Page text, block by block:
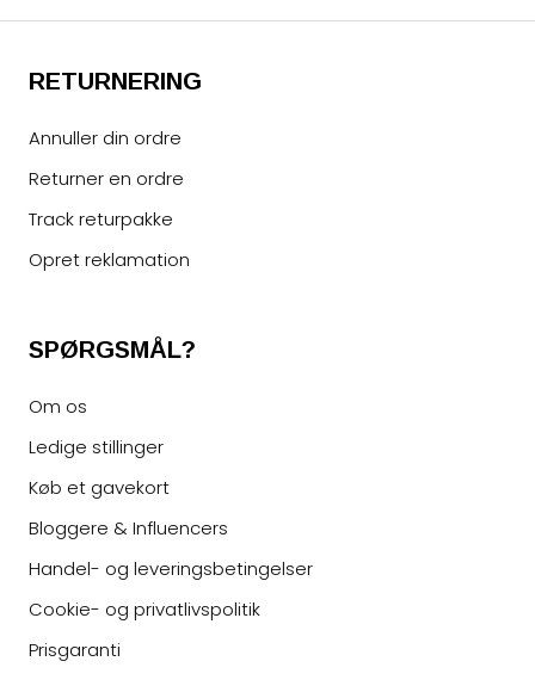
RETURNERING
Annuller din ordre
Returner en ordre
Track returpakke
Opret reklamation
SPØRGSMÅL?
Om os
Ledige stillinger
Køb et gavekort
Bloggere & Influencers
Handel- og leveringsbetingelser
Cookie- og privatlivspolitik
Prisgaranti